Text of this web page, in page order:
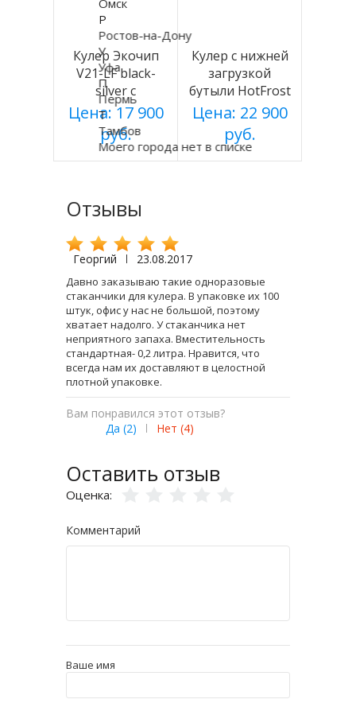
Кулер Экочип
V21-LF black-
silver с
холодильником
Цена: 17 900
руб.
Кулер с нижней
загрузкой
бутыли HotFrost
V115AE
Цена: 22 900
руб.
Отзывы
Георгий | 23.08.2017
Давно заказываю такие одноразовые
стаканчики для кулера. В упаковке их 100
штук, офис у нас не большой, поэтому
хватает надолго. У стаканчика нет
неприятного запаха. Вместительность
стандартная- 0,2 литра. Нравится, что
всегда нам их доставляют в целостной
плотной упаковке.
Вам понравился этот отзыв?
Да (2) | Нет (4)
Оставить отзыв
Оценка:
Комментарий
Ваше имя
Омск
Р
Ростов-на-Дону
У
Уфа
П
Пермь
Т
Тамбов
Моего города нет в списке